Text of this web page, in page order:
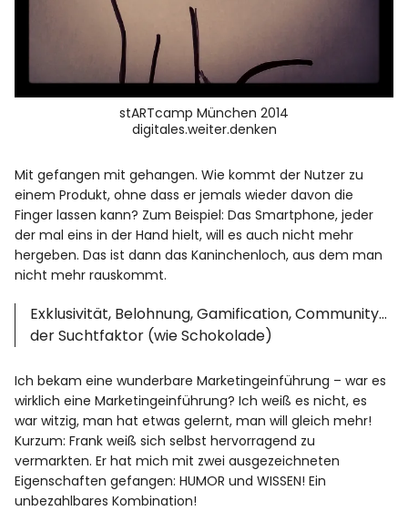
stARTcamp München 2014
digitales.weiter.denken
Mit gefangen mit gehangen. Wie kommt der Nutzer zu
einem Produkt, ohne dass er jemals wieder davon die
Finger lassen kann? Zum Beispiel: Das Smartphone, jeder
der mal eins in der Hand hielt, will es auch nicht mehr
hergeben. Das ist dann das Kaninchenloch, aus dem man
nicht mehr rauskommt.
Exklusivität, Belohnung, Gamification, Community…
der Suchtfaktor (wie Schokolade)
Ich bekam eine wunderbare Marketingeinführung – war es
wirklich eine Marketingeinführung? Ich weiß es nicht, es
war witzig, man hat etwas gelernt, man will gleich mehr!
Kurzum: Frank weiß sich selbst hervorragend zu
vermarkten. Er hat mich mit zwei ausgezeichneten
Eigenschaften gefangen: HUMOR und WISSEN! Ein
unbezahlbares Kombination!